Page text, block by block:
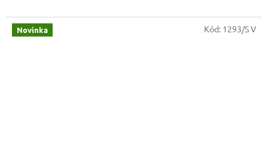
Bref WC blok závěs do toalety se skládá z čisticích látek a
parfémů, které pomáhají odstraňovat skvrny a nečistoty z WC
mísy, a zároveň zanechávají příjemnou vůni. Blok se uvolňuje
Novinka Kód: 1293/S V